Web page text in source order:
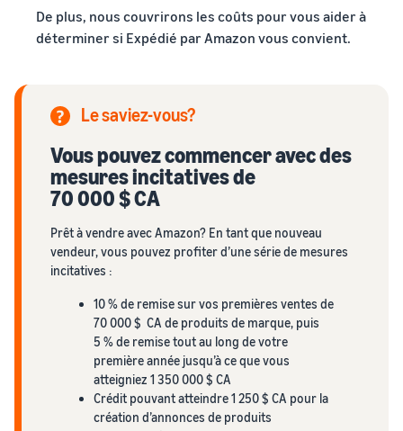
De plus, nous couvrirons les coûts pour vous aider à
déterminer si Expédié par Amazon vous convient.
Le saviez-vous?
Vous pouvez commencer avec des
mesures incitatives de
70 000 $ CA
Prêt à vendre avec Amazon? En tant que nouveau
vendeur, vous pouvez profiter d’une série de mesures
incitatives :
10 % de remise sur vos premières ventes de
70 000 $ CA de produits de marque, puis
5 % de remise tout au long de votre
première année jusqu’à ce que vous
atteigniez 1 350 000 $ CA
Crédit pouvant atteindre 1 250 $ CA pour la
création d’annonces de produits